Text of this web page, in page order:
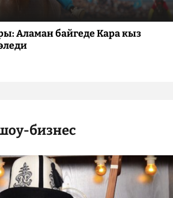
Аламан байгеде Кара кыз
бизнес